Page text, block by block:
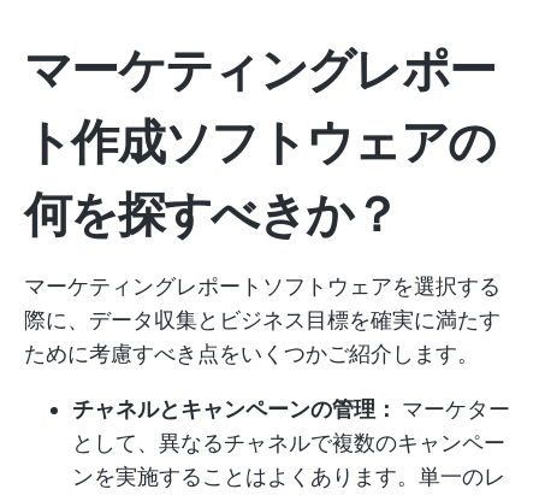
マーケティングレポー
ト作成ソフトウェアの
何を探すべきか？
マーケティングレポートソフトウェアを選択する
際に、データ収集とビジネス目標を確実に満たす
ために考慮すべき点をいくつかご紹介します。
チャネルとキャンペーンの管理： マーケター
として、異なるチャネルで複数のキャンペー
ンを実施することはよくあります。単一のレ